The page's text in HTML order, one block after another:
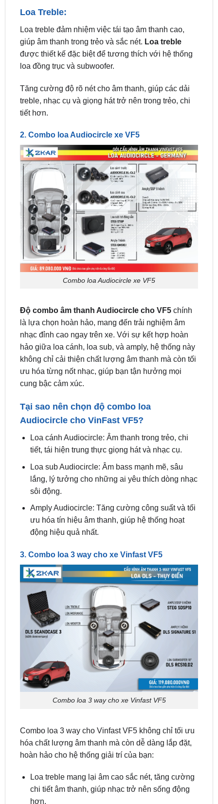
giúp âm thanh trong trẻo và sắc nét.
được thiết kế đặc biệt để tương thích với hệ thống
loa đồng trục và subwoofer.
Tăng cường độ rõ nét cho âm thanh, giúp các dải
tiết hơn.
2. Combo loa Audiocircle xe VF5
Combo loa Audiocircle xe VF5
Độ combo âm thanh Audiocircle cho VF5
nhạc đỉnh cao ngay trên xe. Với sự kết hợp hoàn
hảo giữa loa cánh, loa sub, và amply, hệ thống này
không chỉ cải thiện chất lượng âm thanh mà còn tối
ưu hóa từng nốt nhạc, giúp bạn tận hưởng mọi
cung bậc cảm xúc.
Tại sao nên chọn độ combo loa
Loa cánh Audiocircle: Âm thanh trong trẻo, chi
tiết, tái hiện trung thực giọng hát và nhạc cụ.
Loa sub Audiocircle: Âm bass mạnh mẽ, sâu
lắng, lý tưởng cho những ai yêu thích dòng nhạc
sôi động.
Amply Audiocircle: Tăng cường công suất và tối
ưu hóa tín hiệu âm thanh, giúp hệ thống hoạt
động hiệu quả nhất.
3. Combo loa 3 way cho xe Vinfast VF5
Combo loa 3 way cho xe Vinfast VF5
Combo loa 3 way cho Vinfast VF5 không chỉ tối ưu
hoàn hảo cho hệ thống giải trí của bạn:
Loa treble mang lại âm cao sắc nét, tăng cường
hơn.
Loa midrange cung cấp âm trung rõ ràng, tái tạo